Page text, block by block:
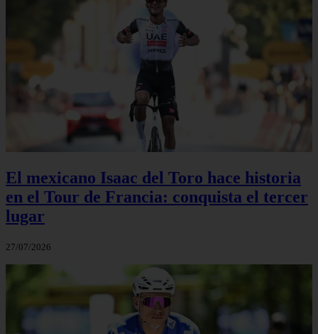
El mexicano Isaac del Toro hace historia
en el Tour de Francia: conquista el tercer
lugar
27/07/2026